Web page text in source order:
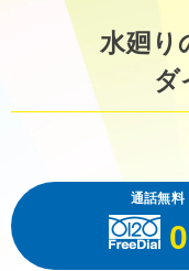
水廻り
ダ
通話無料